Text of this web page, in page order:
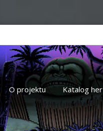
O projektu Katalog her